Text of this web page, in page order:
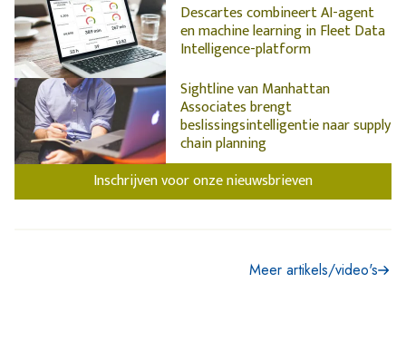
Descartes combineert AI-agent
en machine learning in Fleet Data
Intelligence-platform
Sightline van Manhattan
Associates brengt
beslissingsintelligentie naar supply
chain planning
Inschrijven voor onze nieuwsbrieven
Meer artikels/video's